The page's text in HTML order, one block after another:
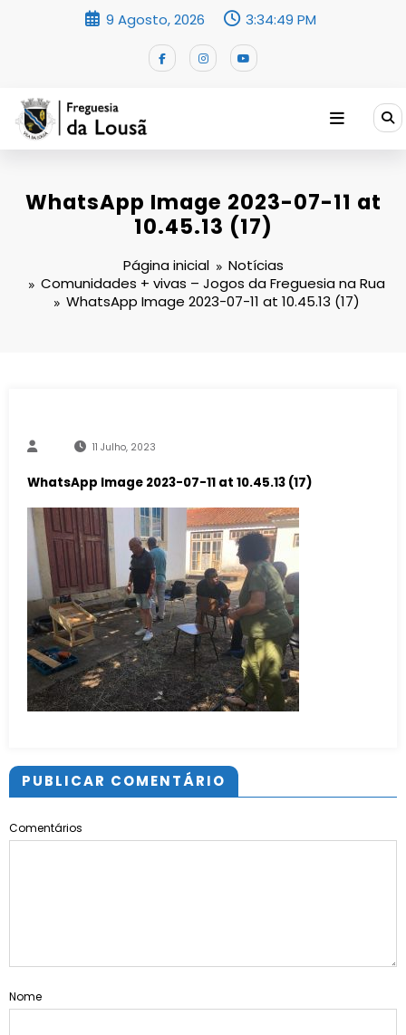
9 Agosto, 2026 3:34:50 PM
WhatsApp Image 2023-07-11 at
10.45.13 (17)
Página inicial
Notícias
Comunidades + vivas – Jogos da Freguesia na Rua
WhatsApp Image 2023-07-11 at 10.45.13 (17)
11 Julho, 2023
WhatsApp Image 2023-07-11 at 10.45.13 (17)
PUBLICAR COMENTÁRIO
Comentários
Nome